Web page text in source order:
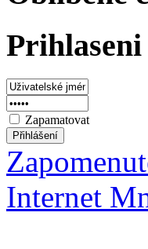
Prihlaseni
Zapamatovat
Internet